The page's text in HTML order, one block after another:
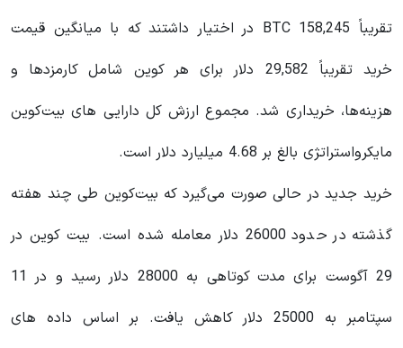
تقریباً 158,245 BTC در اختیار داشتند که با میانگین قیمت
خرید تقریباً 29,582 دلار برای هر کوین شامل کارمزدها و
هزینه‌ها، خریداری شد. مجموع ارزش کل دارایی های بیت‌کوین
مایکرواستراتژی بالغ بر 4.68 میلیارد دلار است.
خرید جدید در حالی صورت می‌گیرد که بیت‌کوین طی چند هفته
گذشته در حدود 26000 دلار معامله شده است. بیت کوین در
29 آگوست برای مدت کوتاهی به 28000 دلار رسید و در 11
سپتامبر به 25000 دلار کاهش یافت. بر اساس داده های